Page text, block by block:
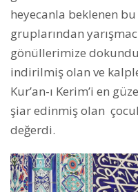
heyecanla beklenen
gruplarından
gönüllerimize
indirilmiş olan ve
Kur’an-ı Kerim’i en
şiar edinmiş olan
değerdi.